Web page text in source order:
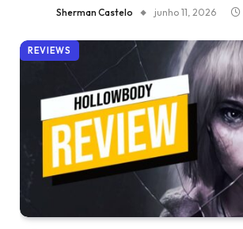
Sherman Castelo junho 11, 2026
REVIEWS